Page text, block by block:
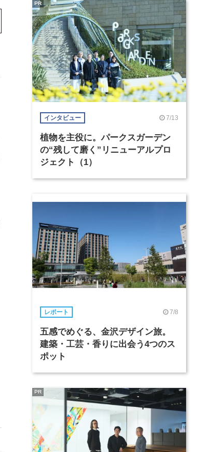
インタビュー 7/13
植物を主役に。パークスガーデン
の“残して磨く”リニューアルプロ
ジェクト（1）
PR
レポート 7/8
五感でめぐる、金沢デザイン旅。
建築・工芸・香りに出会う4つのス
ポット
PR